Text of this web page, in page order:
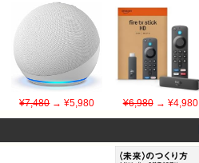
¥7,480→ ¥5,980 ¥6,980→ ¥4,980